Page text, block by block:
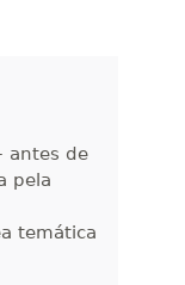
antes de
pela
temática